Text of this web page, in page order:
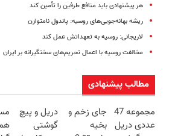
هر پیشنهادی باید منافع طرفین را تأمین کند
ریشه بهانه‌جویی‌های روسیه: پاندول نامتوازن
لاریجانی: روسیه به تعهداتش عمل کند
مخالفت روسیه با اعمال تحریم‌های سختگیرانه بر ایران
مطالب پیشنهادی
مجموعه 47
عددی دریل
جای زخم و
بخیه
دریل و پیچ
گوشتی